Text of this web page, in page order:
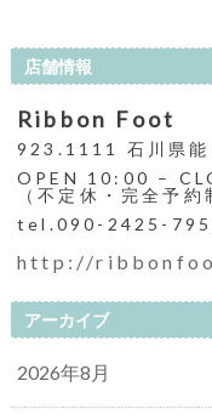
店舗情報
Ribbon Foot
923.1111 石川県能
OPEN 10:00 –
（不定休・完全予約
tel.090-2425-
http://
アーカイブ
2026年8月